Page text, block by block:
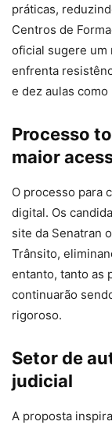
práticas,
Centros de
oficial sugere um
enfrenta
e dez aulas como
Processo
maior
O processo para
digital. Os
site da Senatran
Trânsito,
entanto, tanto as
continuarão
rigoroso.
Setor de
judicial
A proposta